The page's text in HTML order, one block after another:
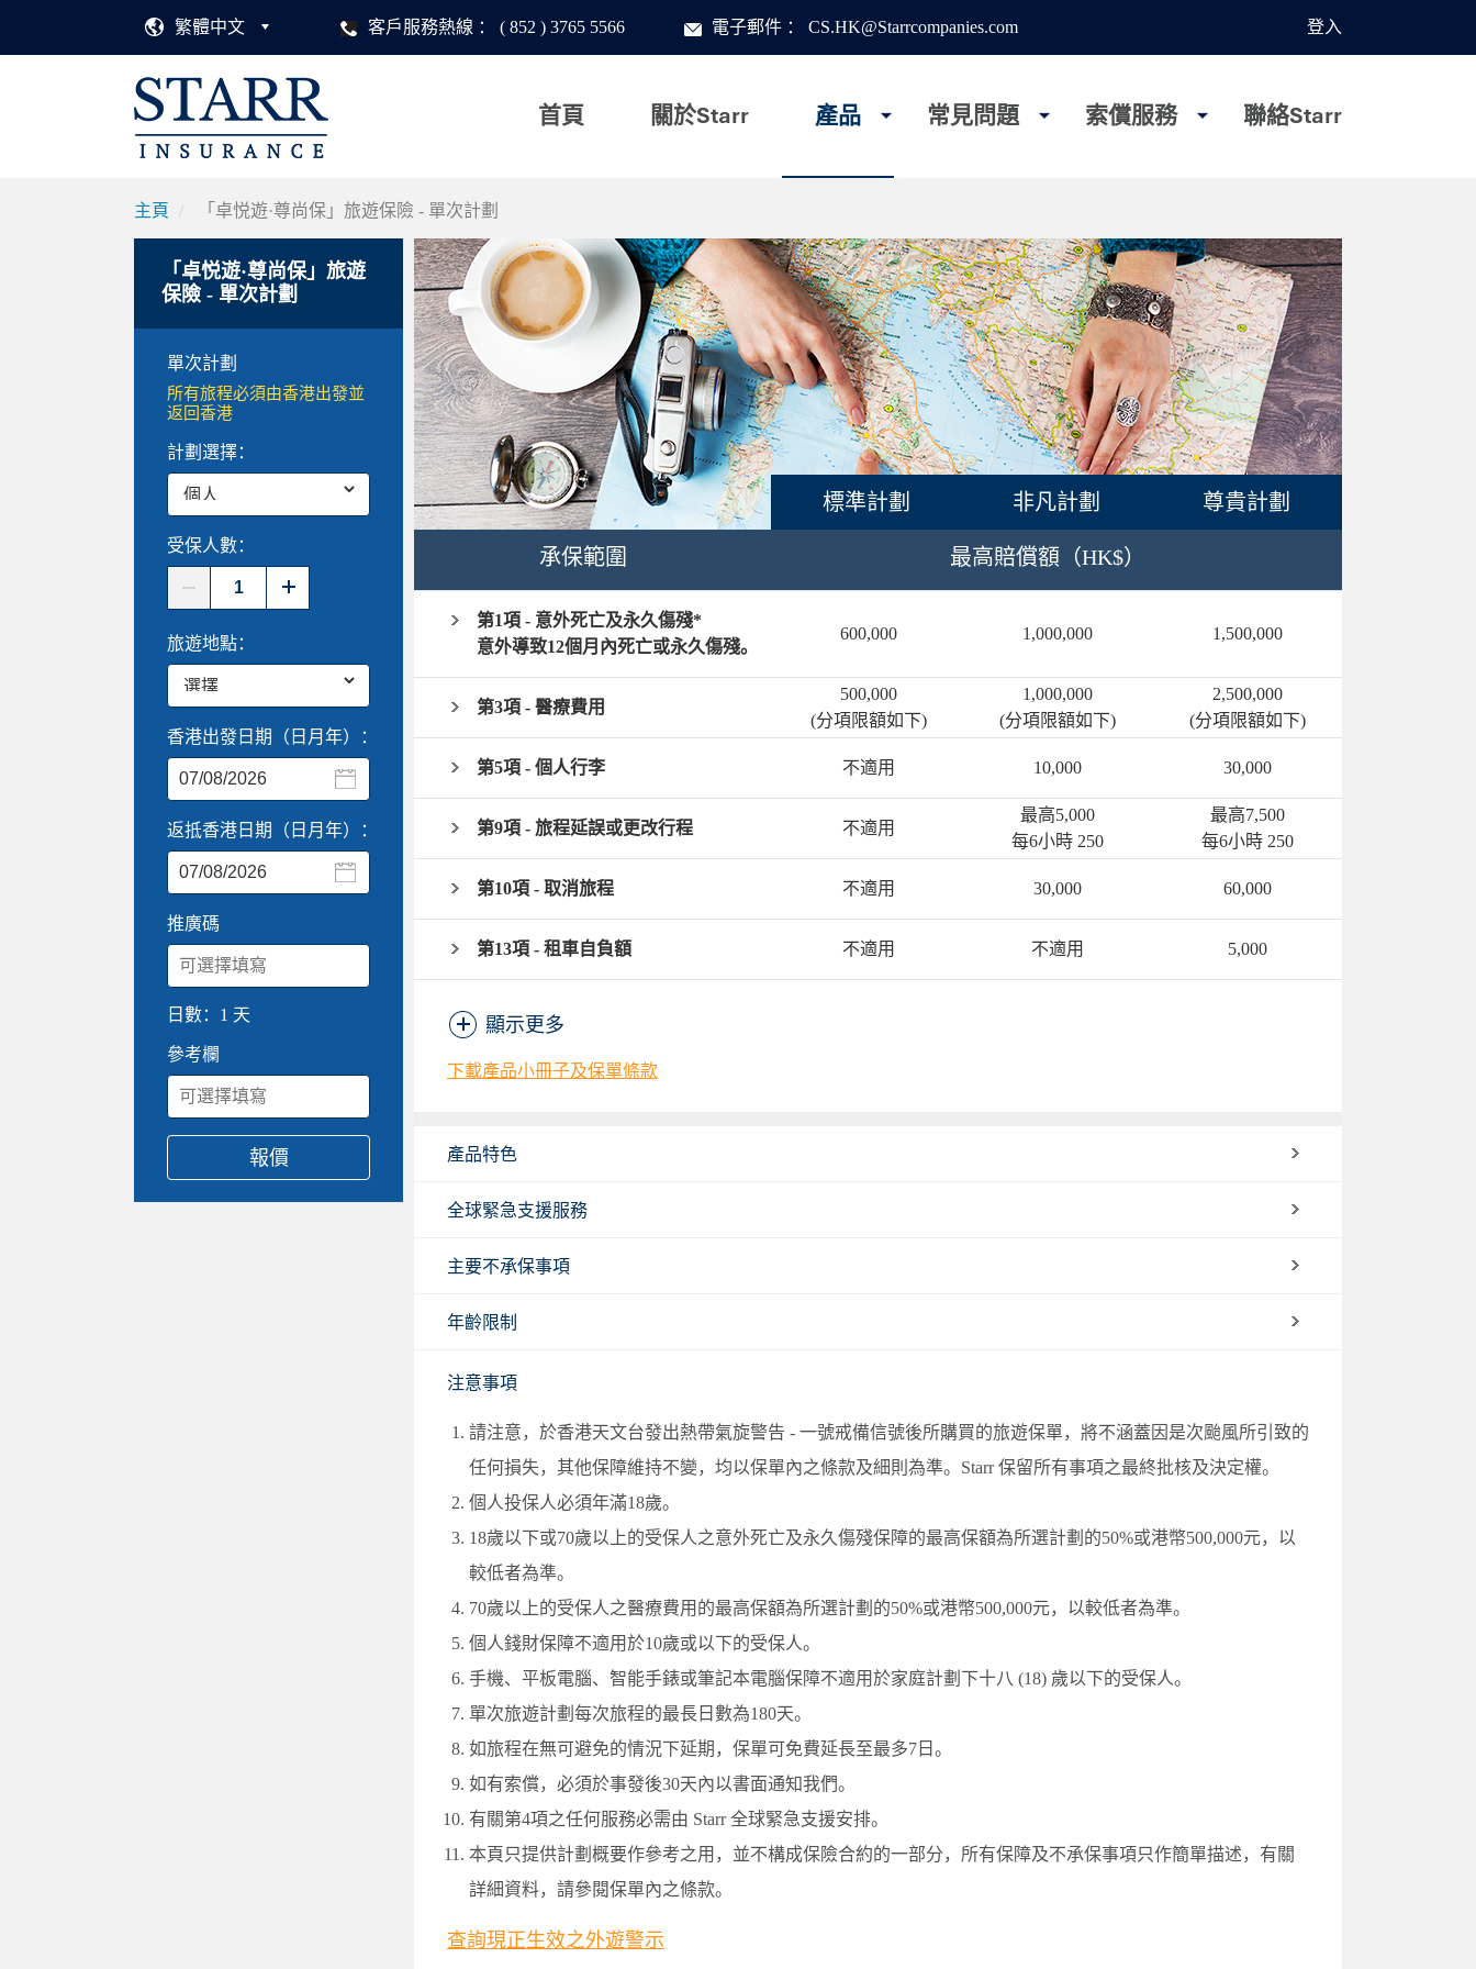
繁體中文 客戶服務熱線 ： ( 852 ) 3765 5566 電子郵件 ： CS.HK@Starrcompanies.com 登入
首頁 關於Starr 產品 常見問題 索償服務 聯絡Starr
主頁 「卓悦遊·尊尚保」旅遊保險 - 單次計劃
「卓悦遊·尊尚保」旅遊
保險 - 單次計劃
單次計劃
所有旅程必須由香港出發並
返回香港
計劃選擇：
受保人數：
旅遊地點：
香港出發日期（日月年）：
返抵香港日期（日月年）：
推廣碼
日數： 1 天
參考欄
報價
標準計劃 非凡計劃 尊貴計劃
承保範圍 最高賠償額（HK$）
第1項 - 意外死亡及永久傷殘*
意外導致12個月內死亡或永久傷殘。
600,000 1,000,000 1,500,000
第3項 - 醫療費用
500,000
(分項限額如下)
1,000,000
(分項限額如下)
2,500,000
(分項限額如下)
第5項 - 個人行李 不適用 10,000 30,000
第9項 - 旅程延誤或更改行程 不適用
最高5,000
每6小時 250
最高7,500
每6小時 250
第10項 - 取消旅程 不適用 30,000 60,000
第13項 - 租車自負額 不適用 不適用 5,000
顯示更多
下載產品小冊子及保單條款
產品特色
全球緊急支援服務
主要不承保事項
年齡限制
注意事項
請注意， 於香港天文台發出熱帶氣旋警告 - 一號戒備信號後所購買的旅遊保單，將不涵蓋因是次颱風所引致的
任何損失，其他保障維持不變，均以保單內之條款及細則為準。Starr 保留所有事項之最終批核及決定權。
個人投保人必須年滿18歲。
18歲以下或70歲以上的受保人之意外死亡及永久傷殘保障的最高保額為所選計劃的50%或港幣500,000元，以
較低者為準。
70歲以上的受保人之醫療費用的最高保額為所選計劃的50%或港幣500,000元，以較低者為準。
個人錢財保障不適用於10歲或以下的受保人。
手機、平板電腦、智能手錶或筆記本電腦保障不適用於家庭計劃下十八 (18) 歲以下的受保人。
單次旅遊計劃每次旅程的最長日數為180天。
如旅程在無可避免的情況下延期，保單可免費延長至最多7日。
如有索償，必須於事發後30天內以書面通知我們。
有關第4項之任何服務必需由 Starr 全球緊急支援安排。
本頁只提供計劃概要作參考之用，並不構成保險合約的一部分，所有保障及不承保事項只作簡單描述，有關
詳細資料，請參閱保單內之條款。
查詢現正生效之外遊警示